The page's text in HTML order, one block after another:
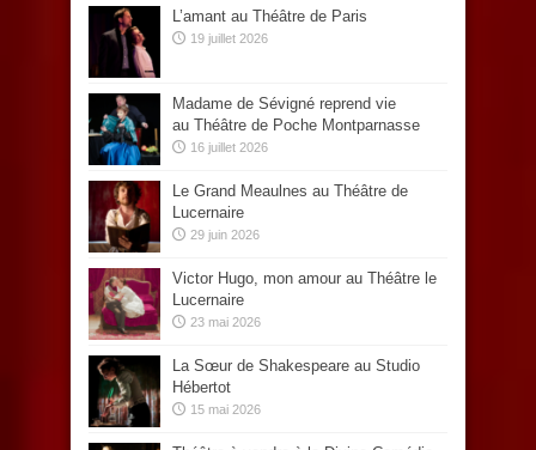
L’amant au Théâtre de Paris
19 juillet 2026
Madame de Sévigné reprend vie
au Théâtre de Poche Montparnasse
16 juillet 2026
Le Grand Meaulnes au Théâtre de
Lucernaire
29 juin 2026
Victor Hugo, mon amour au Théâtre le
Lucernaire
23 mai 2026
La Sœur de Shakespeare au Studio
Hébertot
15 mai 2026